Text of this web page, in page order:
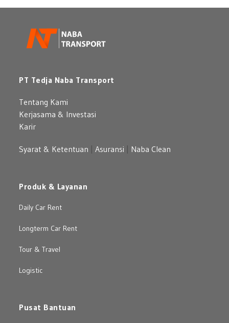
PT Tedja Naba Transport
Tentang Kami
Kerjasama & Investasi
Karir
Syarat & Ketentuan |Asuransi Naba Clean
Produk & Layanan
Daily Car Rent
Longterm Car Rent
Tour & Travel
Logistic
Pusat Bantuan